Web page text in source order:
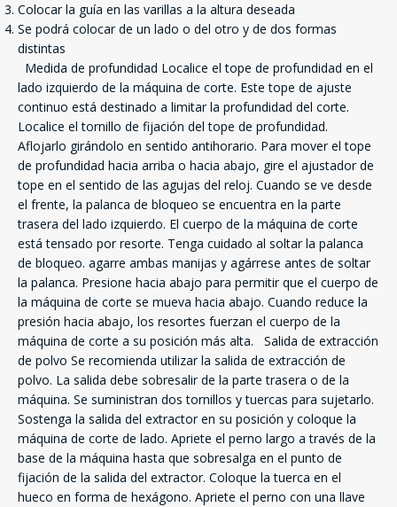
Colocar la guía en las varillas a la altura deseada
Se podrá colocar de un lado o del otro y de dos formas
distintas
Medida de profundidad Localice el tope de profundidad en el
lado izquierdo de la máquina de corte. Este tope de ajuste
continuo está destinado a limitar la profundidad del corte.
Localice el tornillo de fijación del tope de profundidad.
Aflojarlo girándolo en sentido antihorario. Para mover el tope
de profundidad hacia arriba o hacia abajo, gire el ajustador de
tope en el sentido de las agujas del reloj. Cuando se ve desde
el frente, la palanca de bloqueo se encuentra en la parte
trasera del lado izquierdo. El cuerpo de la máquina de corte
está tensado por resorte. Tenga cuidado al soltar la palanca
de bloqueo. agarre ambas manijas y agárrese antes de soltar
la palanca. Presione hacia abajo para permitir que el cuerpo de
la máquina de corte se mueva hacia abajo. Cuando reduce la
presión hacia abajo, los resortes fuerzan el cuerpo de la
máquina de corte a su posición más alta. Salida de extracción
de polvo Se recomienda utilizar la salida de extracción de
polvo. La salida debe sobresalir de la parte trasera o de la
máquina. Se suministran dos tornillos y tuercas para sujetarlo.
Sostenga la salida del extractor en su posición y coloque la
máquina de corte de lado. Apriete el perno largo a través de la
base de la máquina hasta que sobresalga en el punto de
fijación de la salida del extractor. Coloque la tuerca en el
hueco en forma de hexágono. Apriete el perno con una llave